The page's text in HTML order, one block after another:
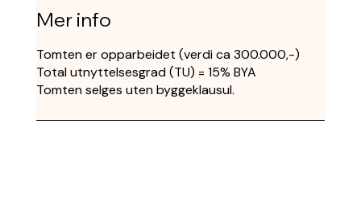
Mer info
Tomten er opparbeidet (verdi ca 300.000,-)
Total utnyttelsesgrad (TU) = 15% BYA
Tomten selges uten byggeklausul.